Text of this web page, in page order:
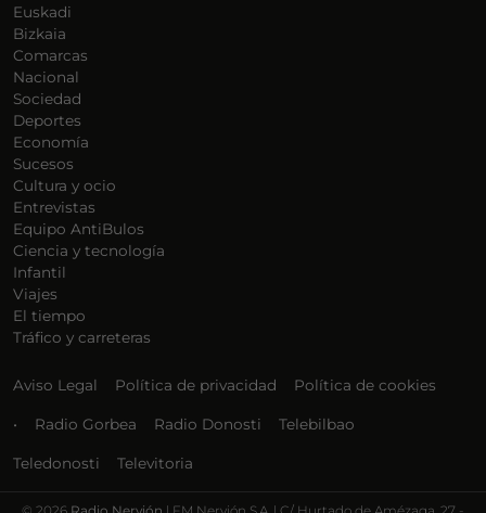
Euskadi
Bizkaia
Comarcas
Nacional
Sociedad
Deportes
Economía
Sucesos
Cultura y ocio
Entrevistas
Equipo AntiBulos
Ciencia y tecnología
Infantil
Viajes
El tiempo
Tráfico y carreteras
Aviso Legal Política de privacidad Política de cookies
• Radio Gorbea Radio Donosti Telebilbao
Teledonosti Televitoria